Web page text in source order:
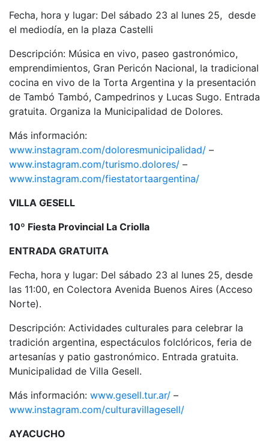
Fecha, hora y lugar: Del sábado 23 al lunes 25, desde
el mediodía, en la plaza Castelli
Descripción: Música en vivo, paseo gastronómico,
emprendimientos, Gran Pericón Nacional, la tradicional
cocina en vivo de la Torta Argentina y la presentación
de Tambó Tambó, Campedrinos y Lucas Sugo. Entrada
gratuita. Organiza la Municipalidad de Dolores.
Más información:
www.instagram.com/doloresmunicipalidad/ –
www.instagram.com/turismo.dolores/ –
www.instagram.com/fiestatortaargentina/
VILLA GESELL
10º Fiesta Provincial La Criolla
ENTRADA GRATUITA
Fecha, hora y lugar: Del sábado 23 al lunes 25, desde
las 11:00, en Colectora Avenida Buenos Aires (Acceso
Norte).
Descripción: Actividades culturales para celebrar la
tradición argentina, espectáculos folclóricos, feria de
artesanías y patio gastronómico. Entrada gratuita.
Municipalidad de Villa Gesell.
Más información: www.gesell.tur.ar/ –
www.instagram.com/culturavillagesell/
AYACUCHO